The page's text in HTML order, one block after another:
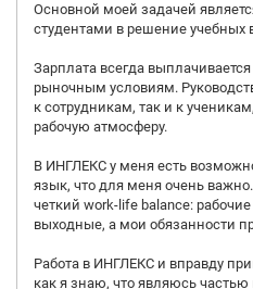
Основной моей задачей
студентами в решение учебных
Зарплата всегда
рыночным условиям.
к сотрудникам, так и к
рабочую атмосферу.
В ИНГЛЕКС у меня есть
язык, что для меня очень
четкий work-life balance:
выходные, а мои обязанности
Работа в ИНГЛЕКС и вправду
как я знаю, что являюсь